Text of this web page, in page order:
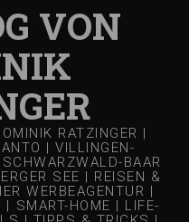
VON
RATZINGER |
| VILLINGEN-
BAAR
SEE | REISEN &
WERBEAGENTUR |
SMART-HOME | LIFE-